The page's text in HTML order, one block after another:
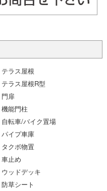
テラス屋根
テラス屋根R型
門扉
機能門柱
自転車/バイク置場
パイプ車庫
タクボ物置
車止め
ウッドデッキ
防草シート